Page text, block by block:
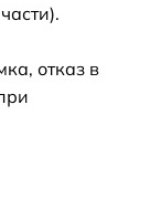
отказ в